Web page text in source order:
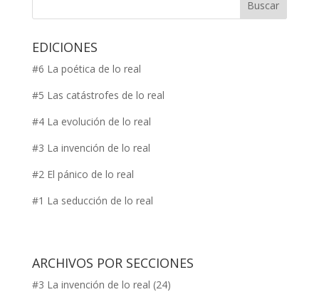
EDICIONES
#6 La poética de lo real
#5 Las catástrofes de lo real
#4 La evolución de lo real
#3 La invención de lo real
#2 El pánico de lo real
#1 La seducción de lo real
ARCHIVOS POR SECCIONES
#3 La invención de lo real (24)